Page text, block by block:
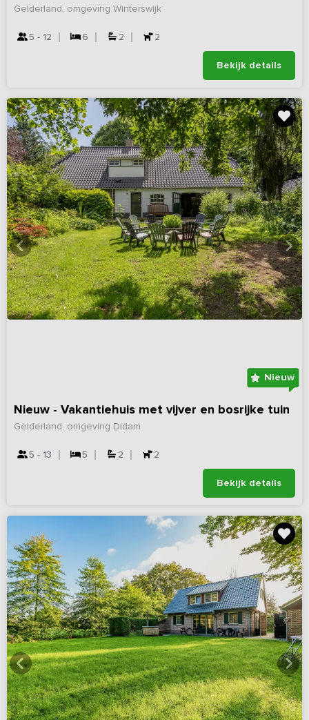
Gelderland, omgeving Winterswijk
5 - 12 6 2 2
Bekijk details
Nieuw
Nieuw - Vakantiehuis met vijver en bosrijke tuin
Gelderland, omgeving Didam
5 - 13 5 2 2
Bekijk details